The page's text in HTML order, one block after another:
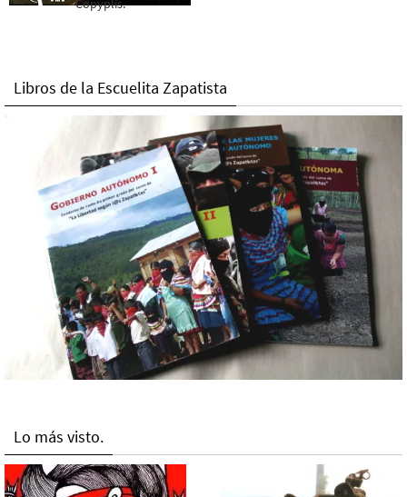
Copyplis.
Libros de la Escuelita Zapatista
Lo más visto.